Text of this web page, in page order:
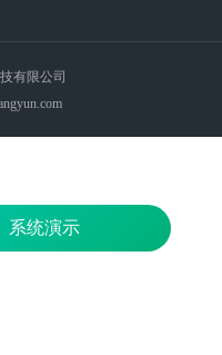
有限公司
系统演示